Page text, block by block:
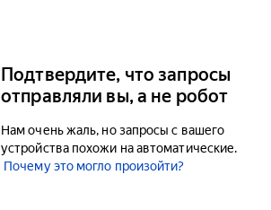
Подтвердите, что запросы
отправляли вы, а не робот
Нам очень жаль, но запросы с вашего
устройства похожи на автоматические.
Почему это могло произойти?